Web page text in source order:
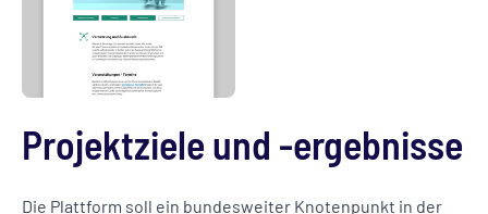
Projektziele und -ergebnisse
Die Plattform soll ein bundesweiter Knotenpunkt in der